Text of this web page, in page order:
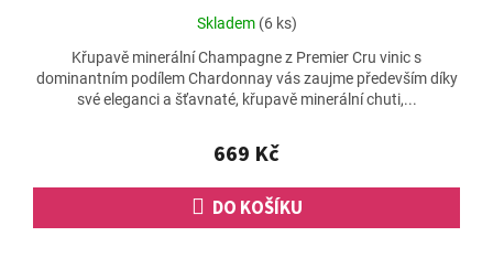
Průměrné
produktu
je
5,0
5
hvězdiček.
Skladem (6 ks)
669 Kč
DO KOŠÍKU
Křupavě minerální Champagne z Premier Cru vinic s
dominantním podílem Chardonnay vás zaujme především díky
své eleganci a šťavnaté, křupavě minerální chuti,...